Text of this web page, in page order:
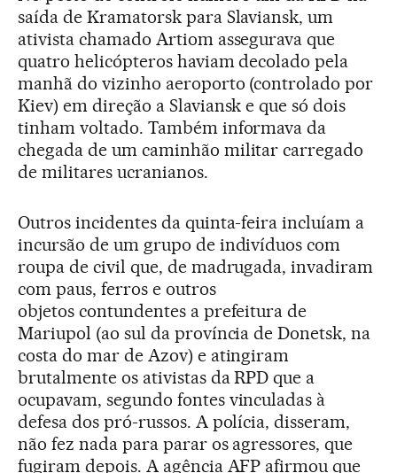
saída de Kramatorsk para Slaviansk, um
ativista chamado Artiom assegurava que
quatro helicópteros haviam decolado pela
manhã do vizinho aeroporto (controlado por
Kiev) em direção a Slaviansk e que só dois
tinham voltado. Também informava da
chegada de um caminhão militar carregado
de militares ucranianos.
Outros incidentes da quinta-feira incluíam a
incursão de um grupo de indivíduos com
roupa de civil que, de madrugada, invadiram
com paus, ferros e outros
objetos contundentes a prefeitura de
Mariupol (ao sul da província de Donetsk, na
costa do mar de Azov) e atingiram
brutalmente os ativistas da RPD que a
ocupavam, segundo fontes vinculadas à
defesa dos pró-russos. A polícia, disseram,
não fez nada para parar os agressores, que
fugiram depois. A agência AFP afirmou que